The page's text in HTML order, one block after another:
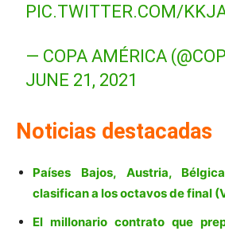
PIC.TWITTER.COM/
— COPA AMÉRICA
JUNE 21, 2021
Noticias destacadas
Países Bajos, Austria,
clasifican a los octavos de final
El millonario contrato que